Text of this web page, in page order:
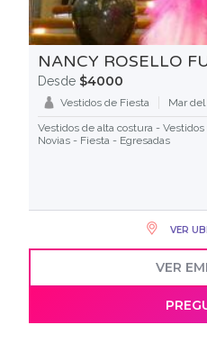
NANCY ROSELLO
Desde $4000
Vestidos de Fiesta
Mar
Vestidos de alta costura -
Novias - Fiesta - Egresadas
VER
VER